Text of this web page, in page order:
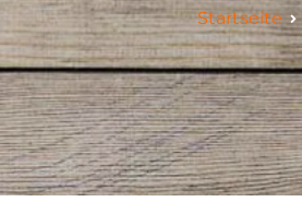
Startseite